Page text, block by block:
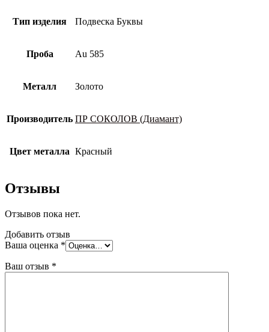
Тип изделия Подвеска Буквы
Проба Au 585
Металл Золото
Производитель ПР СОКОЛОВ (Диамант)
Цвет металла Красный
Отзывы
Отзывов пока нет.
Добавить отзыв
Ваша оценка *
Ваш отзыв *